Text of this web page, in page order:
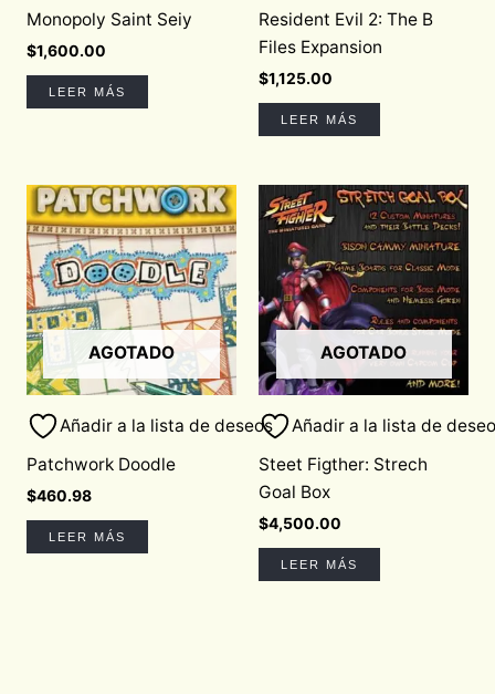
Monopoly Saint Seiy
$1,600.00
LEER MÁS
Resident Evil 2: The B
Files Expansion
$1,125.00
LEER MÁS
AGOTADO
Añadir a la lista de deseos
Patchwork Doodle
$460.98
LEER MÁS
AGOTADO
Añadir a la lista de
Steet Figther: Strech
Goal Box
$4,500.00
LEER MÁS